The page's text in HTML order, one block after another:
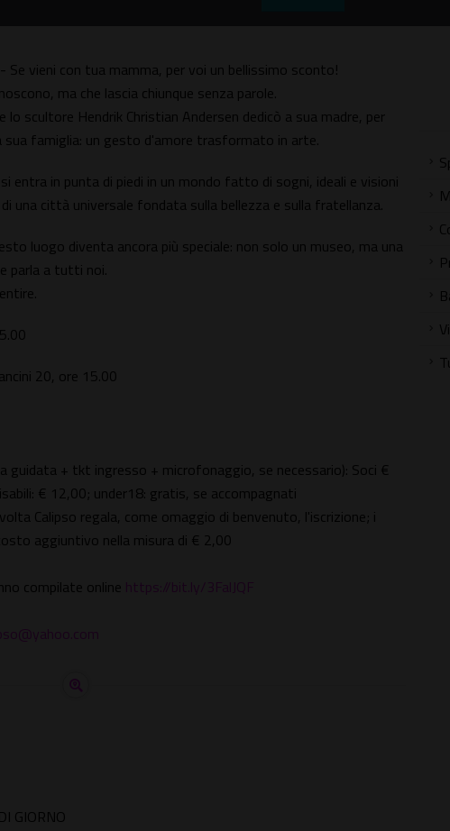
Se vieni con tua mamma, per voi un bellissimo sconto!
ma che lascia chiunque senza parole.
lo scultore Hendrik Christian Andersen dedicò a sua madre, per
sua famiglia: un gesto d'amore trasformato in arte.
entra in punta di piedi in un mondo fatto di sogni, ideali e visioni
una città universale fondata sulla bellezza e sulla fratellanza.
luogo diventa ancora più speciale: non solo un museo, ma una
parla a tutti noi.
20, ore 15.00
guidata + tkt ingresso + microfonaggio, se necessario): Soci €
€ 12,00; under18: gratis, se accompagnati
Calipso regala, come omaggio di benvenuto, l'iscrizione; i
aggiuntivo nella misura di € 2,00
compilate online https://bit.ly/3FalJQF
DI GIORNO